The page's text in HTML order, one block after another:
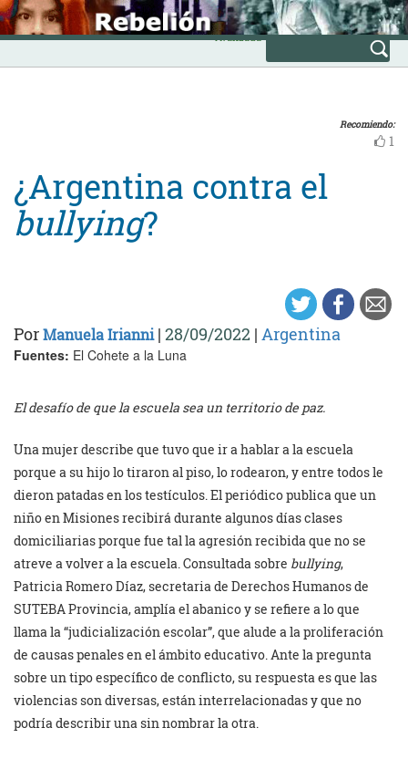
Skip
to
content
INICIO
Avanzada
Recomiendo:
1
¿Argentina contra el
bullying?
PorManuela Irianni| 28/09/2022 | Argentina
Fuentes: El Cohete a la Luna
El desafío de que la escuela sea un territorio de paz.
Una mujer describe que tuvo que ir a hablar a la escuela
porque a su hijo lo tiraron al piso, lo rodearon, y entre todos le
dieron patadas en los testículos. El periódico publica que un
niño en Misiones recibirá durante algunos días clases
domiciliarias porque fue tal la agresión recibida que no se
atreve a volver a la escuela. Consultada sobre bullying,
Patricia Romero Díaz, secretaria de Derechos Humanos de
SUTEBA Provincia, amplía el abanico y se refiere a lo que
llama la “judicialización escolar”, que alude a la proliferación
de causas penales en el ámbito educativo. Ante la pregunta
sobre un tipo específico de conflicto, su respuesta es que las
violencias son diversas, están interrelacionadas y que no
podría describir una sin nombrar la otra.